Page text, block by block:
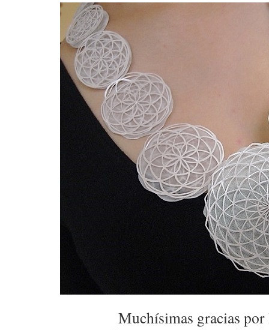
Muchísimas gracias por